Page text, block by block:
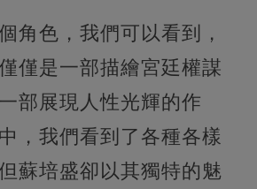
角色，我們可以看到，
僅是一部描繪宮廷權謀
部展現人性光輝的作
，我們看到了各種各樣
蘇培盛卻以其獨特的魅